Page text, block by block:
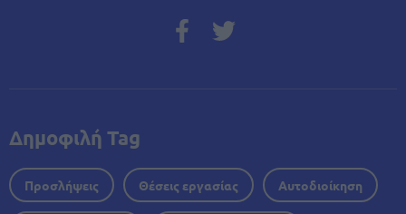
Δημοφιλή Tag
Προσλήψεις Θέσεις εργασίας Αυτοδιοίκηση